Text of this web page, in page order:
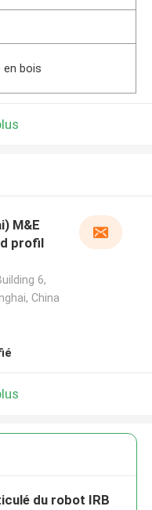
en bois
M&E
profil
6,
China
du robot IRB